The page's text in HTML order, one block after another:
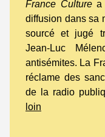
France Culturea
diffusion dans sa
sourcé et jugé
Jean-Luc
antisémites. La
réclame des
de la radio
loin